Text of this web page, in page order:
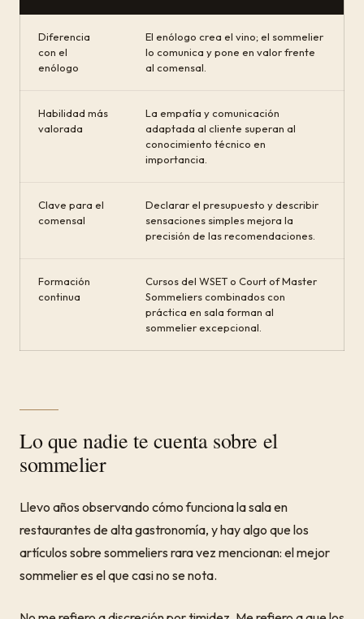
Diferencia
con el
enólogo
El enólogo crea el vino; el sommelier
lo comunica y pone en valor frente
al comensal.
Habilidad más
valorada
La empatía y comunicación
adaptada al cliente superan al
conocimiento técnico en
importancia.
Clave para el
comensal
Declarar el presupuesto y describir
sensaciones simples mejora la
precisión de las recomendaciones.
Formación
continua
Cursos del WSET o Court of Master
Sommeliers combinados con
práctica en sala forman al
sommelier excepcional.
Lo que nadie te cuenta sobre el
sommelier
Llevo años observando cómo funciona la sala en
restaurantes de alta gastronomía, y hay algo que los
artículos sobre sommeliers rara vez mencionan: el mejor
sommelier es el que casi no se nota.